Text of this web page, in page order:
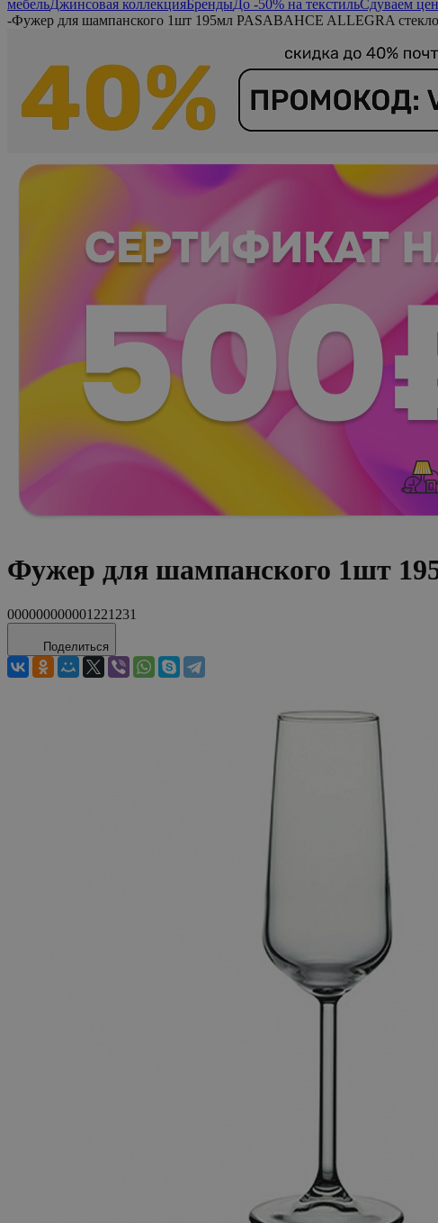
мебельДжинсовая коллекцияБрендыДо -50% на текстильСдуваем
-Фужер для шампанского 1шт 195мл PASABAHCE ALLEGRA
Фужер для шампанского 1шт
000000000001221231
Поделиться